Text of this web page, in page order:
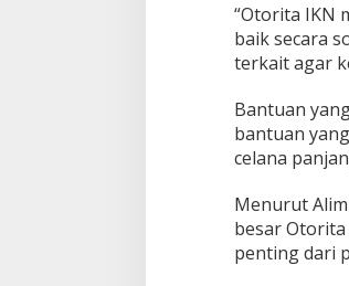
“Otorita IKN
baik secara
terkait agar
Bantuan
bantuan
celana
Menurut
besar
penting dari